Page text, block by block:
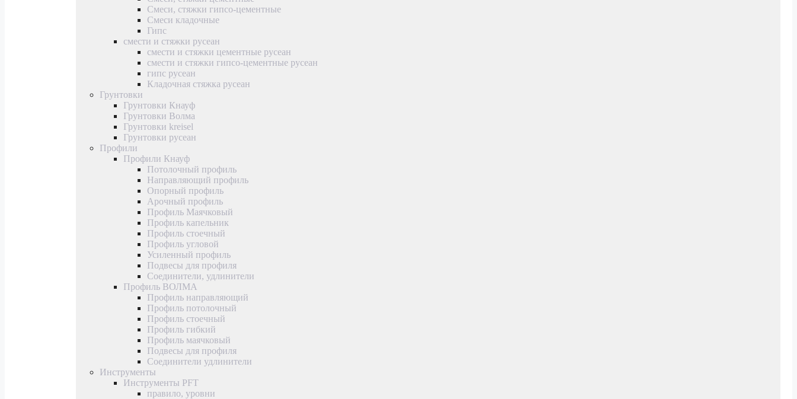
Смеси, стяжки гипсо-цементные
Смеси кладочные
Гипс
смести и стяжки русеан
смести и стяжки цементные русеан
смести и стяжки гипсо-цементные русеан
гипс русеан
Кладочная стяжка русеан
Грунтовки
Грунтовки Кнауф
Грунтовки Волма
Грунтовки kreisel
Грунтовки русеан
Профили
Профили Кнауф
Потолочный профиль
Направляющий профиль
Опорный профиль
Арочный профиль
Профиль Маячковый
Профиль капельник
Профиль стоечный
Профиль угловой
Усиленный профиль
Подвесы для профиля
Соединители, удлинители
Профиль ВОЛМА
Профиль направляющий
Профиль потолочный
Профиль стоечный
Профиль гибкий
Профиль маячковый
Подвесы для профиля
Соединители удлинители
Инструменты
Инструменты PFT
правило, уровни